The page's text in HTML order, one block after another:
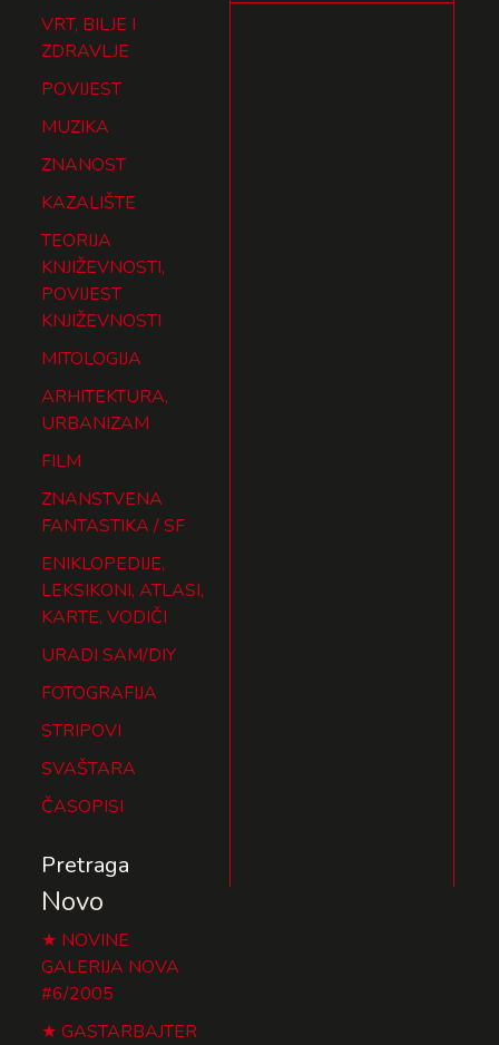
VRT, BILJE I
ZDRAVLJE
POVIJEST
MUZIKA
ZNANOST
KAZALIŠTE
TEORIJA
KNJIŽEVNOSTI,
POVIJEST
KNJIŽEVNOSTI
MITOLOGIJA
ARHITEKTURA,
URBANIZAM
FILM
ZNANSTVENA
FANTASTIKA / SF
ENIKLOPEDIJE,
LEKSIKONI, ATLASI,
KARTE, VODIČI
URADI SAM/DIY
FOTOGRAFIJA
STRIPOVI
SVAŠTARA
ČASOPISI
Pretraga
Novo
NOVINE
GALERIJA NOVA
#6/2005
GASTARBAJTER